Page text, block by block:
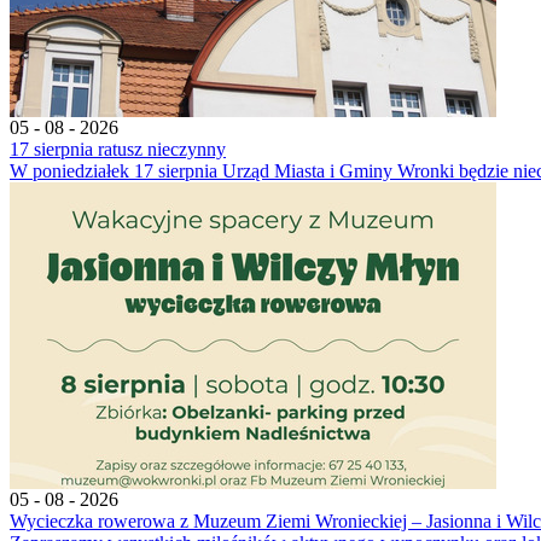
05 - 08 - 2026
17 sierpnia ratusz nieczynny
W poniedziałek 17 sierpnia Urząd Miasta i Gminy Wronki będzie
05 - 08 - 2026
Wycieczka rowerowa z Muzeum Ziemi Wronieckiej – Jasionna i